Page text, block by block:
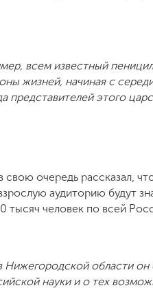
всем известный
жизней, начиная с
представителей этого
очередь рассказал,
аудиторию будут
тысяч человек по всей
Нижегородской области
науки и о тех